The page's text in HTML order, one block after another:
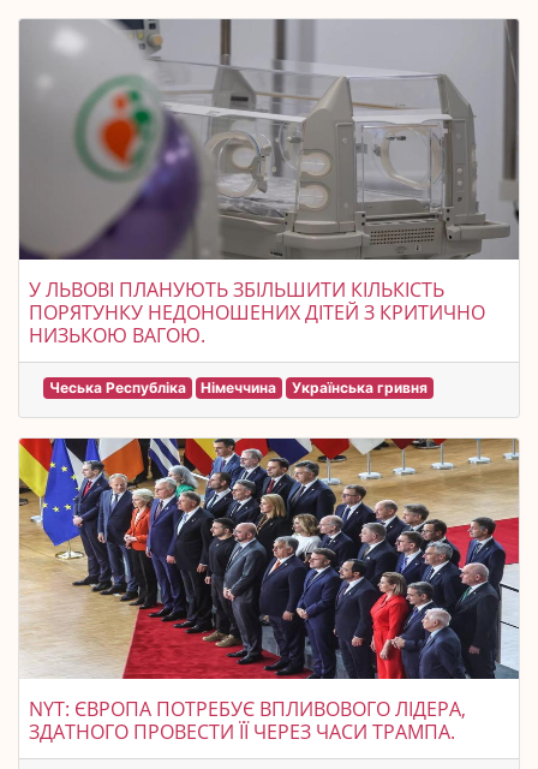
У ЛЬВОВІ ПЛАНУЮТЬ ЗБІЛЬШИТИ КІЛЬКІСТЬ
ПОРЯТУНКУ НЕДОНОШЕНИХ ДІТЕЙ З КРИТИЧНО
НИЗЬКОЮ ВАГОЮ.
Чеська Республіка Німеччина Українська гривня
NYT: ЄВРОПА ПОТРЕБУЄ ВПЛИВОВОГО ЛІДЕРА,
ЗДАТНОГО ПРОВЕСТИ ЇЇ ЧЕРЕЗ ЧАСИ ТРАМПА.